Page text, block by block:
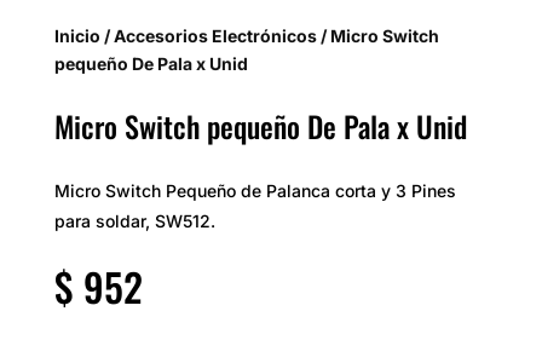
Inicio /Accesorios Electrónicos/ Micro Switch
pequeño De Pala x Unid
Micro Switch pequeño De Pala x Unid
Micro Switch Pequeño de Palanca corta y 3 Pines
para soldar, SW512.
$ 952